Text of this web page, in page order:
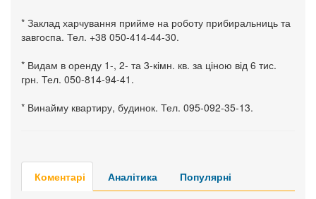
* Заклад харчування прийме на роботу прибиральниць та
завгоспа. Тел. +38 050-414-44-30.
* Видам в оренду 1-, 2- та 3-кімн. кв. за ціною від 6 тис.
грн. Тел. 050-814-94-41.
* Винайму квартиру, будинок. Тел. 095-092-35-13.
Коментарі Аналітика Популярні